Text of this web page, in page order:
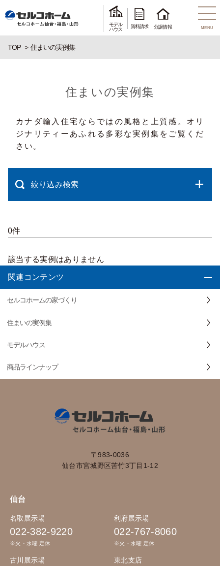
モデル
ハウス
資料請求 分譲情報 MENU
TOP 住まいの実例集
住まいの実例集
カナダ輸入住宅ならではの風格と上質感。オリ
ジナリティーあふれる多彩な実例集をご覧くだ
さい。
絞り込み検索
0件
該当する実例はありません
関連コンテンツ
セルコホームの家づくり
住まいの実例集
モデルハウス
商品ラインナップ
〒983-0036
仙台市宮城野区苦竹3丁目1-12
仙台
名取展示場
022-382-9220
※火・水曜 定休
利府展示場
022-767-8060
※火・水曜 定休
古川展示場 東北支店